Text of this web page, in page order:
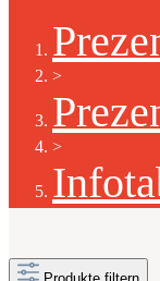
>
>